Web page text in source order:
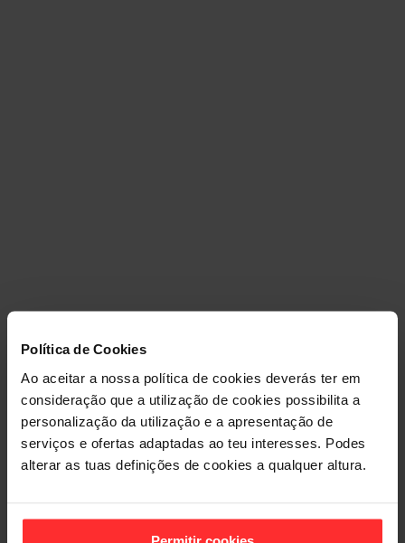
Política de Cookies
Ao aceitar a nossa política de cookies deverás ter em
consideração que a utilização de cookies possibilita a
personalização da utilização e a apresentação de
serviços e ofertas adaptadas ao teu interesses. Podes
alterar as tuas definições de cookies a qualquer altura.
Permitir cookies
CONHECE
OS